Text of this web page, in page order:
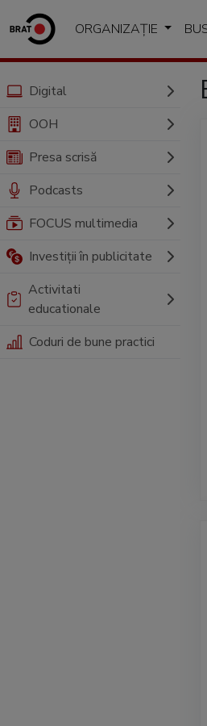
ORGANIZAȚIE
Digital
OOH
Presa scrisă
Podcasts
FOCUS multimedia
Investiții în publicitate
Activitati
educationale
Coduri de bune practici